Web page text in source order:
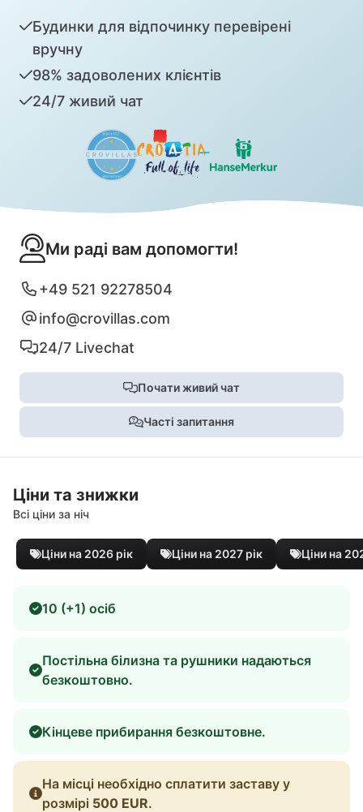
Будинки для відпочинку перевірені
вручну
98% задоволених клієнтів
24/7 живий чат
Ми раді вам допомогти!
+49 521 92278504
info@crovillas.com
24/7 Livechat
Почати живий чат
Часті запитання
Ціни та знижки
Всі ціни за ніч
Ціни на 2026 рік Ціни на 2027 рік Ціни на
10 (+1) осіб
Постільна білизна та рушники надаються
безкоштовно.
Кінцеве прибирання безкоштовне.
На місці необхідно сплатити заставу у
розмірі 500 EUR.